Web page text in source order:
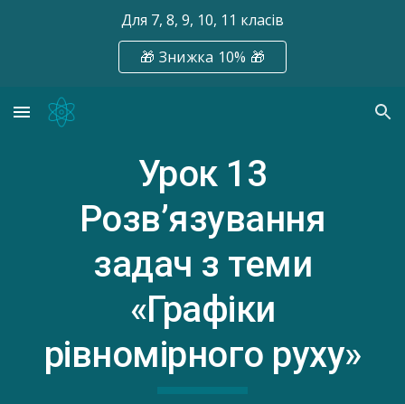
Skip to main content
Для 7, 8, 9, 10, 11 класів
🎁 Знижка 10% 🎁
Урок 1 3
Розв’язування
задач з теми
«Графіки
рівномірного руху»